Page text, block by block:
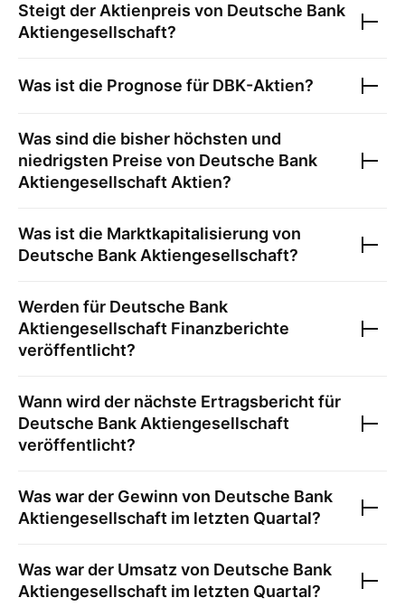
Steigt der Aktienpreis von Deutsche Bank
Aktiengesellschaft?
Was ist die Prognose für DBK-Aktien?
Was sind die bisher höchsten und
niedrigsten Preise von Deutsche Bank
Aktiengesellschaft Aktien?
Was ist die Marktkapitalisierung von
Deutsche Bank Aktiengesellschaft?
Werden für Deutsche Bank
Aktiengesellschaft Finanzberichte
veröffentlicht?
Wann wird der nächste Ertragsbericht für
Deutsche Bank Aktiengesellschaft
veröffentlicht?
Was war der Gewinn von Deutsche Bank
Aktiengesellschaft im letzten Quartal?
Was war der Umsatz von Deutsche Bank
Aktiengesellschaft im letzten Quartal?